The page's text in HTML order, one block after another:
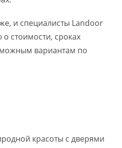
и специалисты Landoor
стоимости, сроках
вариантам по
красоты с дверями